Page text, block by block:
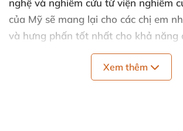
nghệ và nghiêm cứu từ viện nghiêm
của Mỹ sẽ mang lại cho các chị em
và hưng phấn tốt nhất cho khả năng
và hưng mãn nhất.Đặc biệt
phụ nữ dùng kem bôi trơn khoản hai
Xem thêm